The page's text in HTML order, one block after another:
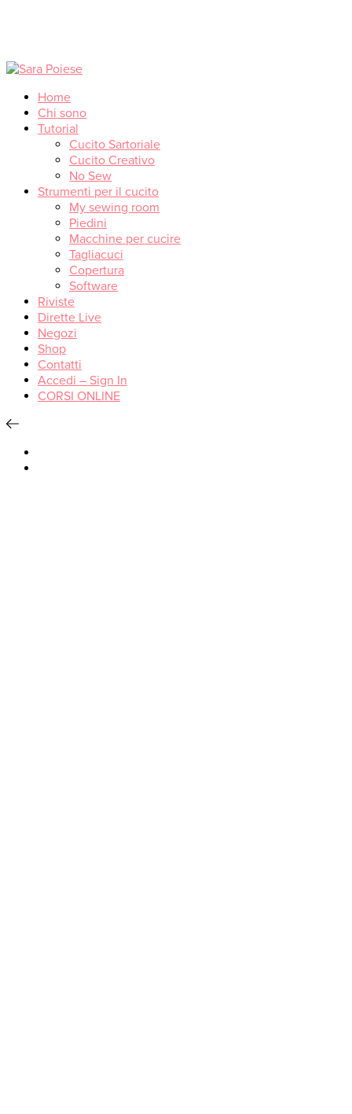
Home
Chi sono
Tutorial
Cucito Sartoriale
Cucito Creativo
No Sew
Strumenti per il cucito
My sewing room
Piedini
Macchine per cucire
Tagliacuci
Copertura
Software
Riviste
Dirette Live
Negozi
Shop
Contatti
Accedi – Sign In
CORSI ONLINE